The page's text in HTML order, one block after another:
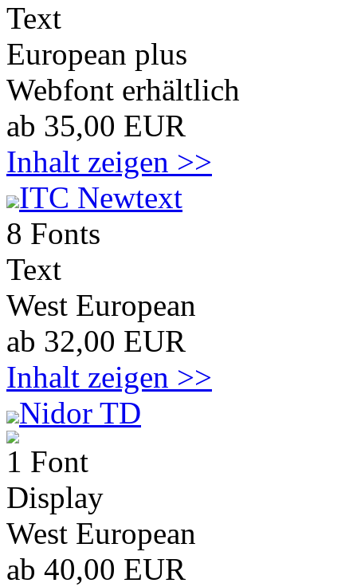
Text
European plus
Webfont erhältlich
ab 35,00 EUR
Inhalt zeigen >>
ITC Newtext
8 Fonts
Text
West European
ab 32,00 EUR
Inhalt zeigen >>
Nidor TD
1 Font
Display
West European
ab 40,00 EUR